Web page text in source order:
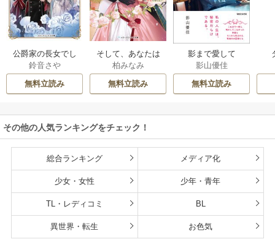
公爵家の長女でし
た
鈴音さや
無料立読み
そして、あなたは
私を捨てる
柏みなみ
無料立読み
影まで愛して
影山優佳
無料立読み
その他の人気ランキングをチェック！
総合ランキング メディア化
少女・女性 少年・青年
TL・レディコミ BL
異世界・転生 お色気